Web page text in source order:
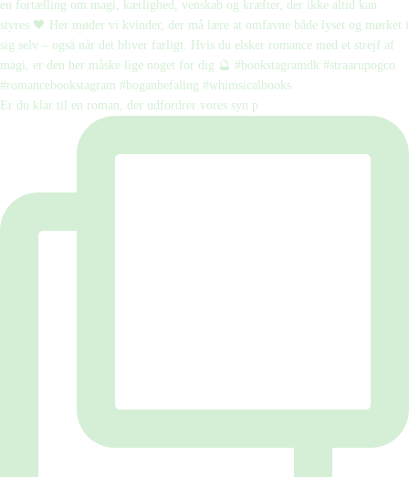
Er du klar til en roman, der udfordrer vores syn p